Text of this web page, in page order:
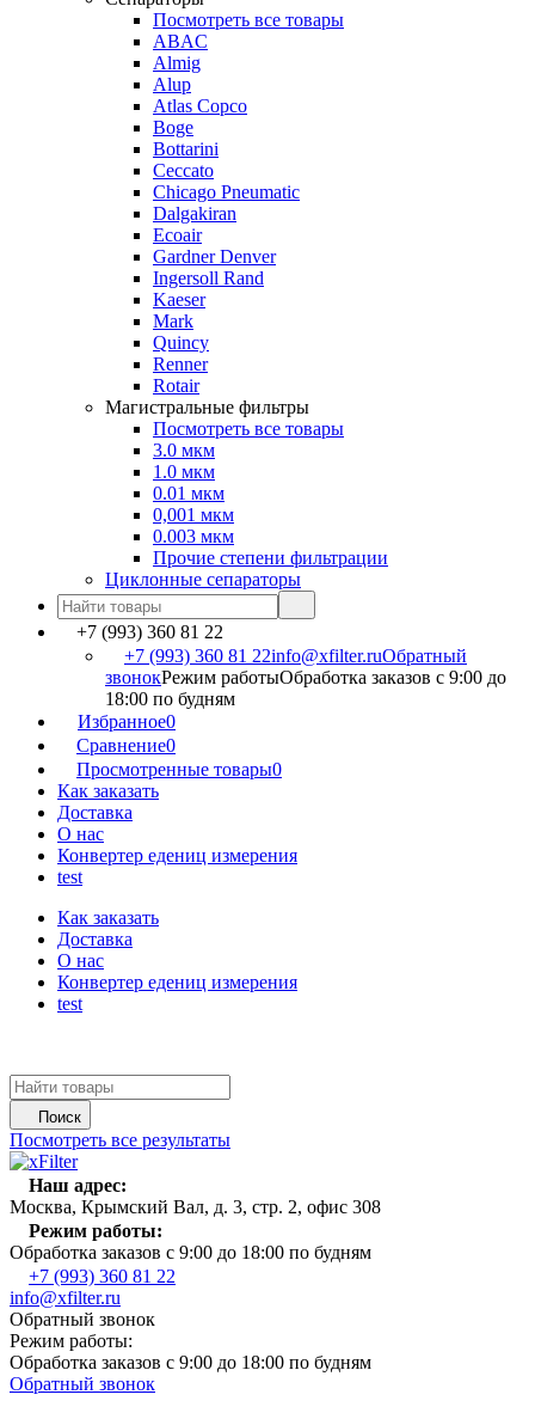
Посмотреть все товары
ABAC
Almig
Alup
Atlas Copco
Boge
Bottarini
Ceccato
Chicago Pneumatic
Dalgakiran
Ecoair
Gardner Denver
Ingersoll Rand
Kaeser
Mark
Quincy
Renner
Rotair
Магистральные фильтры
Посмотреть все товары
3.0 мкм
1.0 мкм
0.01 мкм
0,001 мкм
0.003 мкм
Прочие степени фильтрации
Циклонные сепараторы
+7 (993) 360 81 22
+7 (993) 360 81 22info@xfilter.ruОбратный
звонокРежим работыОбработка заказов с 9:00 до
18:00 по будням
Избранное0
Сравнение0
Просмотренные товары0
Как заказать
Доставка
О нас
Конвертер едениц измерения
test
Как заказать
Доставка
О нас
Конвертер едениц измерения
test
Поиск
Посмотреть все результаты
Наш адрес:
Москва, Крымский Вал, д. 3, стр. 2, офис 308
Режим работы:
Обработка заказов с 9:00 до 18:00 по будням
+7 (993) 360 81 22
info@xfilter.ru
Обратный звонок
Режим работы:
Обработка заказов с 9:00 до 18:00 по будням
Обратный звонок